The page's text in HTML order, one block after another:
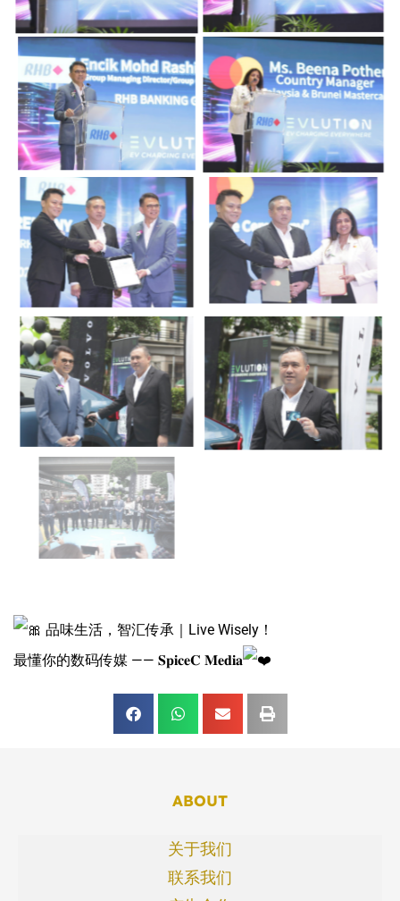
品味生活，智汇传承｜Live Wisely！
最懂你的数码传媒 —— 𝐒𝐩𝐢𝐜𝐞𝐂 𝐌𝐞𝐝𝐢𝐚
ABOUT
关于我们
联系我们